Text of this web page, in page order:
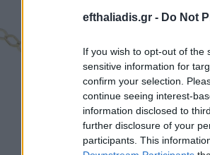
efthaliadis.gr - Do Not
If you wish to opt-out of the
sensitive information for
confirm your selection.
continue seeing interest-
information disclosed to
further disclosure of your
participants. This